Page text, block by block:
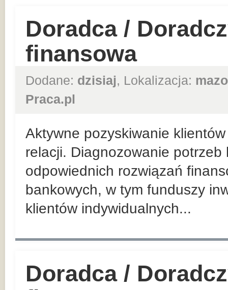
Doradca /
finansowa
Dodane: dzisiaj, Lokalizacja:
Praca.pl
Aktywne pozyskiwanie
relacji. Diagnozowanie
odpowiednich rozwiązań
bankowych, w tym funduszy
klientów indywidualnych...
Doradca /